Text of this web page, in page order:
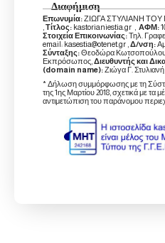
Διαφήμιση
Επωνυμία:ΖΙΩΓΑ ΣΤΥΛΙΑΝΗ ΤΟΥ
Τίτλος: kastorianiestia.gr , ΑΦΜ:
Στοιχεία Επικοινωνίας:Τηλ.
email: kasestia@otenet.gr , Δ/νση:
Σύνταξης:Θεοδώρα Κωτσοπούλου ,
Εκπρόσωπος, Διευθυντής και
(domain name):Ζιώγα Γ. Στυλιανή
* Δήλωση συμμόρφωσης με τη
της 1ης Μαρτίου 2018, σχετικά με τα
αντιμετώπιση του παράνομου